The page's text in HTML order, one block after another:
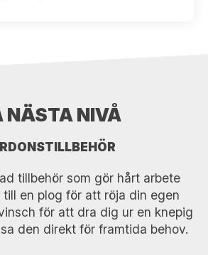
NÄSTA NIVÅ
tillbehör som gör hårt arbete
till en plog för att röja din egen
för att dra dig ur en knepig
den direkt för framtida behov.